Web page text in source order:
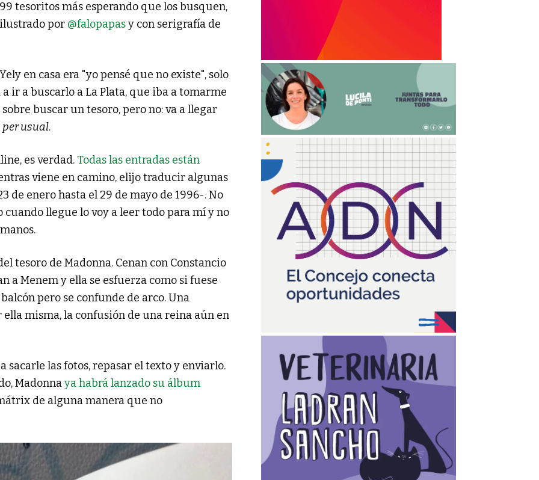
tesoritos más esperando que los busquen,
por @falopapasy con serigrafía de
en casa era "yo pensé que no existe", solo
ir a buscarlo a La Plata, que iba a tomarme
buscar un tesoro, pero no: va a llegar
per usual.
es verdad. Todas las entradas están
viene en camino, elijo traducir algunas
de enero hasta el 29 de mayo de 1996-. No
llegue lo voy a leer todo para mí y no
tesoro de Madonna. Cenan con Constancio
a Menem y ella se esfuerza como si fuese
pero se confunde de arco. Una
misma, la confusión de una reina aún en
sacarle las fotos, repasar el texto y enviarlo.
Madonnaya habrá lanzado su álbum
de alguna manera que no